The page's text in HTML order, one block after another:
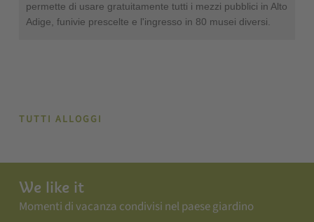
permette di usare gratuitamente tutti i mezzi pubblici in Alto
Adige, funivie prescelte e l'ingresso in 80 musei diversi.
TUTTI ALLOGGI
We like it
Momenti di vacanza condivisi nel paese giardino